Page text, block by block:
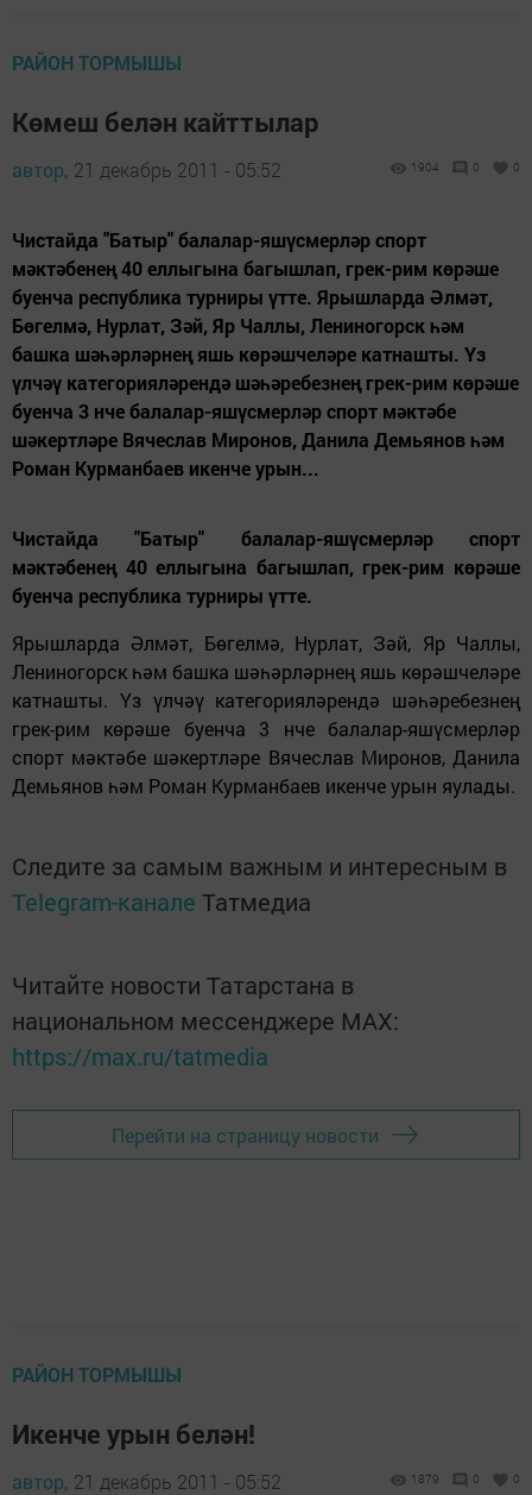
РАЙОН ТОРМЫШЫ
Көмеш белән кайттылар
автор, 21 декабрь 2011 - 05:52 1904 0 0
Чистайда "Батыр" балалар-яшүсмерләр спорт
мәктәбенең 40 еллыгына багышлап, грек-рим көрәше
буенча республика турниры үтте. Ярышларда Әлмәт,
Бөгелмә, Нурлат, Зәй, Яр Чаллы, Лениногорск һәм
башка шәһәрләрнең яшь көрәшчеләре катнашты. Үз
үлчәү категорияләрендә шәһәребезнең грек-рим көрәше
буенча 3 нче балалар-яшүсмерләр спорт мәктәбе
шәкертләре Вячеслав Миронов, Данила Демьянов һәм
Роман Курманбаев икенче урын...
Чистайда "Батыр" балалар-яшүсмерләр спорт
мәктәбенең 40 еллыгына багышлап, грек-рим көрәше
буенча республика турниры үтте.
Ярышларда Әлмәт, Бөгелмә, Нурлат, Зәй, Яр Чаллы,
Лениногорск һәм башка шәһәрләрнең яшь көрәшчеләре
катнашты. Үз үлчәү категорияләрендә шәһәребезнең
грек-рим көрәше буенча 3 нче балалар-яшүсмерләр
спорт мәктәбе шәкертләре Вячеслав Миронов, Данила
Демьянов һәм Роман Курманбаев икенче урын яулады.
Следите за самым важным и интересным в
Telegram-канале Татмедиа
Читайте новости Татарстана в
национальном мессенджере MАХ:
https://max.ru/tatmedia
Перейти на страницу новости
РАЙОН ТОРМЫШЫ
Икенче урын белән!
автор, 21 декабрь 2011 - 05:52 1879 0 0